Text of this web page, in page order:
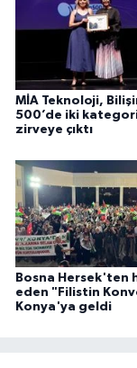
MİA Teknoloji,
500’de iki
zirveye çıktı
Bosna Hersek'ten
eden "Filistin
Konya'ya geldi